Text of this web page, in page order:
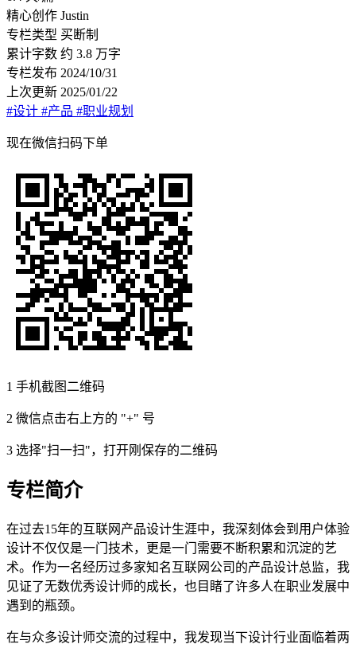
精心创作 Justin
专栏类型 买断制
累计字数 约 3.8 万字
专栏发布 2024/10/31
上次更新 2025/01/22
#设计 #产品 #职业规划
现在微信扫码下单
1 手机截图二维码
2 微信点击右上方的 "+" 号
3 选择"扫一扫"，打开刚保存的二维码
专栏简介
在过去15年的互联网产品设计生涯中，我深刻体会到用户体验
设计不仅仅是一门技术，更是一门需要不断积累和沉淀的艺
术。作为一名经历过多家知名互联网公司的产品设计总监，我
见证了无数优秀设计师的成长，也目睹了许多人在职业发展中
遇到的瓶颈。
在与众多设计师交流的过程中，我发现当下设计行业面临着两